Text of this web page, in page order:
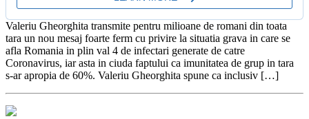
Valeriu Gheorghita transmite pentru milioane de romani din toata
tara un nou mesaj foarte ferm cu privire la situatia grava in care se
afla Romania in plin val 4 de infectari generate de catre
Coronavirus, iar asta in ciuda faptului ca imunitatea de grup in tara
s-ar apropia de 60%. Valeriu Gheorghita spune ca inclusiv […]